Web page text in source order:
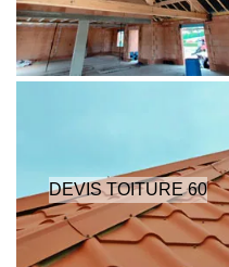
DEVIS TOITURE 60